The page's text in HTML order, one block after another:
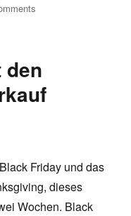
Friday und das
dieses
Wochen. Black